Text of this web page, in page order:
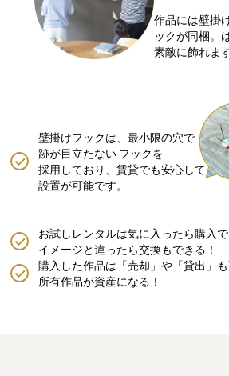
作品には壁掛
ックが同梱。
素敵に飾れます
壁掛けフックは、最小限の穴で
跡が目立たない フックを
採用しており、賃貸でも安心して
設置が可能です。
購入した作品は「売却」や「貸出」も
所有作品が資産になる！
お試しレンタルは気に入ったら購入で
イメージと違ったら交換もできる！